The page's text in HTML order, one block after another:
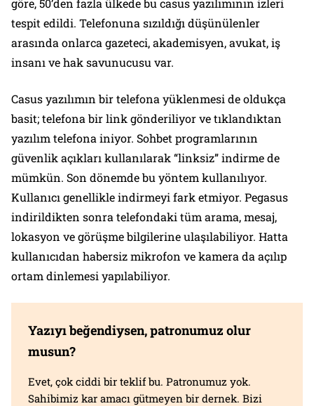
göre, 50’den fazla ülkede bu casus yazılımının izleri
tespit edildi. Telefonuna sızıldığı düşünülenler
arasında onlarca gazeteci, akademisyen, avukat, iş
insanı ve hak savunucusu var.
Casus yazılımın bir telefona yüklenmesi de oldukça
basit; telefona bir link gönderiliyor ve tıklandıktan
yazılım telefona iniyor. Sohbet programlarının
güvenlik açıkları kullanılarak “linksiz” indirme de
mümkün. Son dönemde bu yöntem kullanılıyor.
Kullanıcı genellikle indirmeyi fark etmiyor. Pegasus
indirildikten sonra telefondaki tüm arama, mesaj,
lokasyon ve görüşme bilgilerine ulaşılabiliyor. Hatta
kullanıcıdan habersiz mikrofon ve kamera da açılıp
ortam dinlemesi yapılabiliyor.
Yazıyı beğendiysen, patronumuz olur
musun?
Evet, çok ciddi bir teklif bu. Patronumuz yok.
Sahibimiz kar amacı gütmeyen bir dernek. Bizi